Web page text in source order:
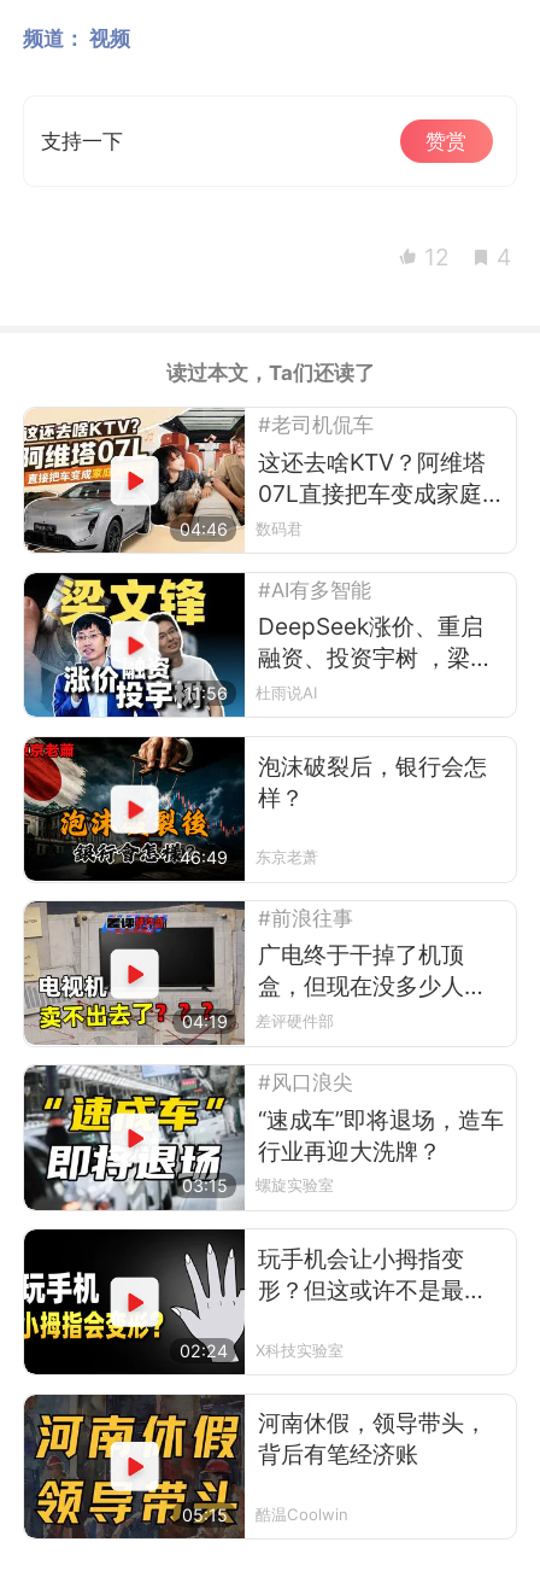
频道： 视频
支持一下 赞赏
12 4
读过本文，Ta们还读了
04:46
#老司机侃车
这还去啥KTV？阿维塔
07L直接把车变成家庭演
唱会
数码君
11:56
#AI有多智能
DeepSeek涨价、重启
融资、投资宇树 ，梁文
锋在布什么局？
杜雨说AI
46:49
泡沫破裂后，银行会怎
样？
东京老萧
04:19
#前浪往事
广电终于干掉了机顶
盒，但现在没多少人看
电视了
差评硬件部
03:15
#风口浪尖
“速成车”即将退场，造车
行业再迎大洗牌？
螺旋实验室
02:24
玩手机会让小拇指变
形？但这或许不是最可
X科技实验室
05:15
河南休假，领导带头，
背后有笔经济账
酷温Coolwin